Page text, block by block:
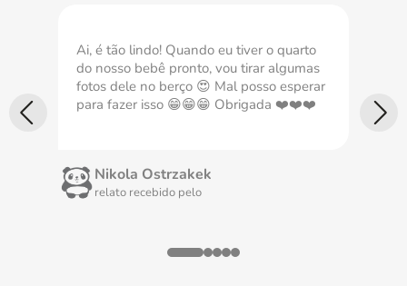
Ai, é tão lindo! Quando eu tiver o quarto
do nosso bebê pronto, vou tirar algumas
fotos dele no berço 😍 Mal posso esperar
para fazer isso 😁😁😁 Obrigada ❤️❤️❤️
Nikola Ostrzakek
relato recebido pelo